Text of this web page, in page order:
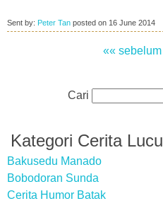
Sent by: Peter Tan posted on 16 June 2014
«« sebelum
Cari
Kategori Cerita Lucu
Bakusedu Manado
Bobodoran Sunda
Cerita Humor Batak